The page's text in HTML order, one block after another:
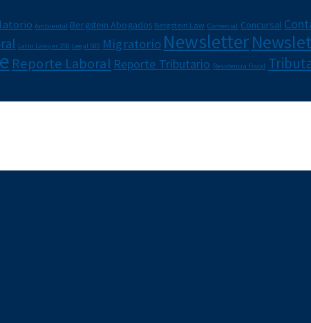
Ambiental Bergstein Abogados Bergstein Law Comercial Concursal
Latin Lawyer 250 Legal 500 Migratorio Newsletter
Reporte Laboral Reporte Tributario Residencia Fiscal